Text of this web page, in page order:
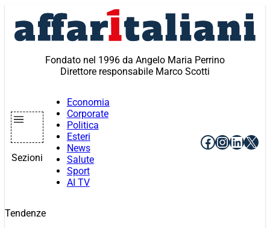
contenuto
Fondato nel 1996 da Angelo Maria Perrino
Direttore responsabile Marco Scotti
Sezioni
Economia
Corporate
Politica
Esteri
News
Salute
Sport
AI TV
Facebook
X
Tendenze